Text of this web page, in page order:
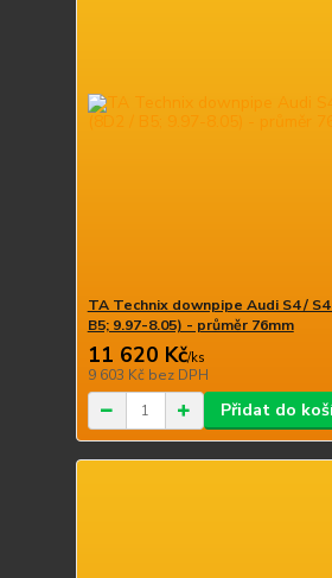
TA Technix downpipe Audi S4 /
B5; 9.97-8.05) - průměr 76mm
11 620 Kč/ks
9 603 Kč bez DPH
Přidat do